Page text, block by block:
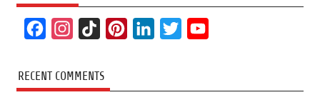
c
e
s
t
k
T
t
k
t
T
RECENT COMMENTS